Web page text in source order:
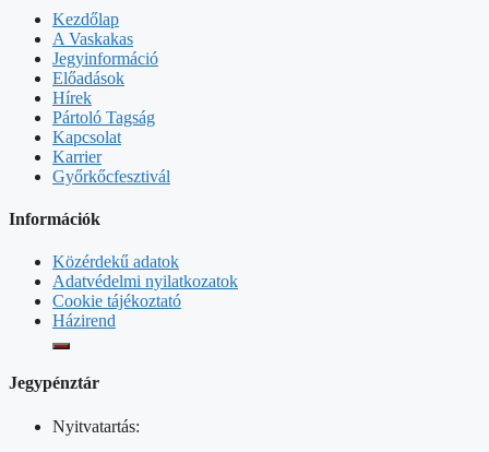
Kezdőlap
A Vaskakas
Jegyinformáció
Előadások
Hírek
Pártoló Tagság
Kapcsolat
Karrier
Győrkőcfesztivál
Információk
Közérdekű adatok
Adatvédelmi nyilatkozatok
Cookie tájékoztató
Házirend
Jegypénztár
Nyitvatartás: